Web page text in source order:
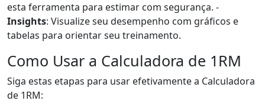
esta ferramenta para estimar com segurança. -
Insights: Visualize seu desempenho com gráficos e
tabelas para orientar seu treinamento.
Como Usar a Calculadora de 1RM
Siga estas etapas para usar efetivamente a Calculadora
de 1RM: